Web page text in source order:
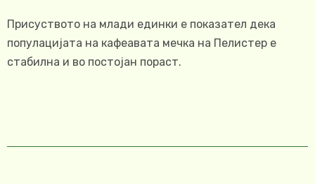
Присуството на млади единки е показател дека
популацијата на кафеавата мечка на Пелистер е
стабилна и во постојан пораст.